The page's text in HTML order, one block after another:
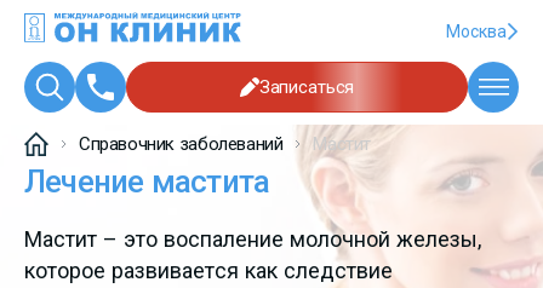
Москва
Записаться
Справочник заболеваний Мастит
Лечение мастита
Мастит – это воспаление молочной железы,
которое развивается как следствие